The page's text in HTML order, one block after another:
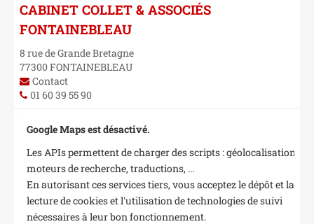
CABINET COLLET & ASSOCIÉS
FONTAINEBLEAU
8 rue de Grande Bretagne
77300FONTAINEBLEAU
Contact
01 60 39 55 90
Google Maps est désactivé.
Les APIs permettent de charger des scripts : géolocalisation,
moteurs de recherche, traductions, ...
En autorisant ces services tiers, vous acceptez le dépôt et la
lecture de cookies et l'utilisation de technologies de suivi
nécessaires à leur bon fonctionnement.